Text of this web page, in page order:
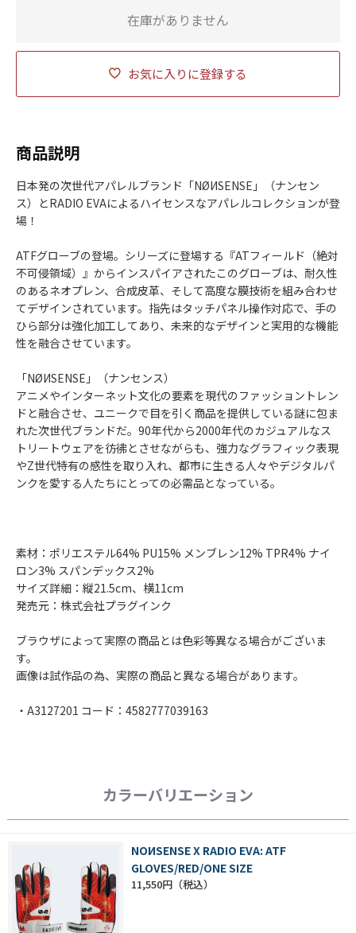
お気に入りに登録する
在庫がありません
商品説明
日本発の次世代アパレルブランド「NØИSENSE」（ナンセン
ス）とRADIO EVAによるハイセンスなアパレルコレクションが登
場！
ATFグローブの登場。シリーズに登場する『ATフィールド（絶対
不可侵領域）』からインスパイアされたこのグローブは、耐久性
のあるネオプレン、合成皮革、そして高度な膜技術を組み合わせ
てデザインされています。指先はタッチパネル操作対応で、手の
ひら部分は強化加工してあり、未来的なデザインと実用的な機能
性を融合させています。
「NØИSENSE」（ナンセンス）
アニメやインターネット文化の要素を現代のファッショントレン
ドと融合させ、ユニークで目を引く商品を提供している謎に包ま
れた次世代ブランドだ。90年代から2000年代のカジュアルなス
トリートウェアを彷彿とさせながらも、強力なグラフィック表現
やZ世代特有の感性を取り入れ、都市に生きる人々やデジタルパ
ンクを愛する人たちにとっての必需品となっている。
素材：ポリエステル64% PU15% メンブレン12% TPR4% ナイ
ロン3% スパンデックス2%
サイズ詳細：縦21.5cm、横11cm
発売元：株式会社プラグインク
ブラウザによって実際の商品とは色彩等異なる場合がございま
す。
画像は試作品の為、実際の商品と異なる場合があります。
・A3127201 コード：4582777039163
カラーバリエーション
NOИSENSE X RADIO EVA: ATF
GLOVES/RED/ONE SIZE
11,550円